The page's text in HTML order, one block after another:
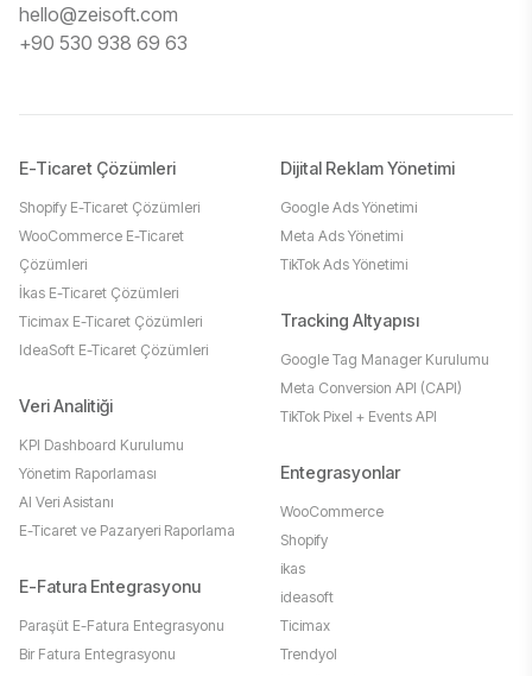
hello@zeisoft.com
+90 530 938 69 63
E-Ticaret Çözümleri
Shopify E-Ticaret Çözümleri
WooCommerce E-Ticaret
Çözümleri
İkas E-Ticaret Çözümleri
Ticimax E-Ticaret Çözümleri
IdeaSoft E-Ticaret Çözümleri
Veri Analitiği
KPI Dashboard Kurulumu
Yönetim Raporlaması
AI Veri Asistanı
E-Ticaret ve Pazaryeri Raporlama
E-Fatura Entegrasyonu
Paraşüt E-Fatura Entegrasyonu
Bir Fatura Entegrasyonu
Dijital Reklam Yönetimi
Google Ads Yönetimi
Meta Ads Yönetimi
TikTok Ads Yönetimi
Tracking Altyapısı
Google Tag Manager Kurulumu
Meta Conversion API (CAPI)
TikTok Pixel + Events API
Entegrasyonlar
WooCommerce
Shopify
ikas
ideasoft
Ticimax
Trendyol